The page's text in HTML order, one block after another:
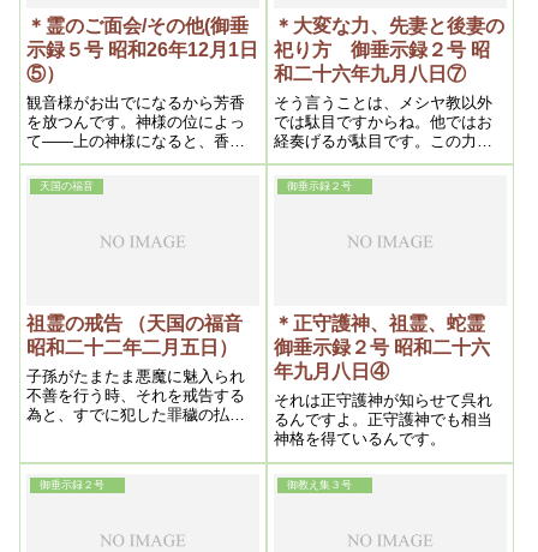
＊霊のご面会/その他(御垂
示録５号 昭和26年12月1日
⑤）
観音様がお出でになるから芳香
を放つんです。神様の位によっ
て――上の神様になると、香も
放つんです。
＊大変な力、先妻と後妻の
祀り方 御垂示録２号 昭
和二十六年九月八日⑦
そう言うことは、メシヤ教以外
では駄目ですからね。他ではお
経奏げるが駄目です。この力は
大変ですよ。
天国の福音
祖霊の戒告 （天国の福音
昭和二十二年二月五日）
子孫がたまたま悪魔に魅入られ
不善を行う時、それを戒告する
為と、すでに犯した罪穢の払拭
火災や損失を与えて消滅させ、
も行うのである。
御垂示録２号
＊正守護神、祖霊、蛇霊
御垂示録２号 昭和二十六
年九月八日④
それは正守護神が知らせて呉れ
るんですよ。正守護神でも相当
神格を得ているんです。
御垂示録２号 御教え集３号